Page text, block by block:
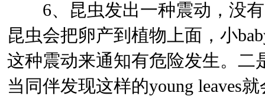
6、昆虫发出一种震动，没有
昆虫会把卵产到植物上面，小
这种震动来通知有危险发生。二
当同伴发现这样的young leaves